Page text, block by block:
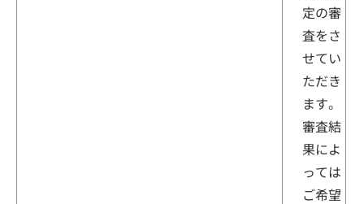
定の審
査をさ
せてい
ただき
ます。
審査結
果によ
っては
ご希望